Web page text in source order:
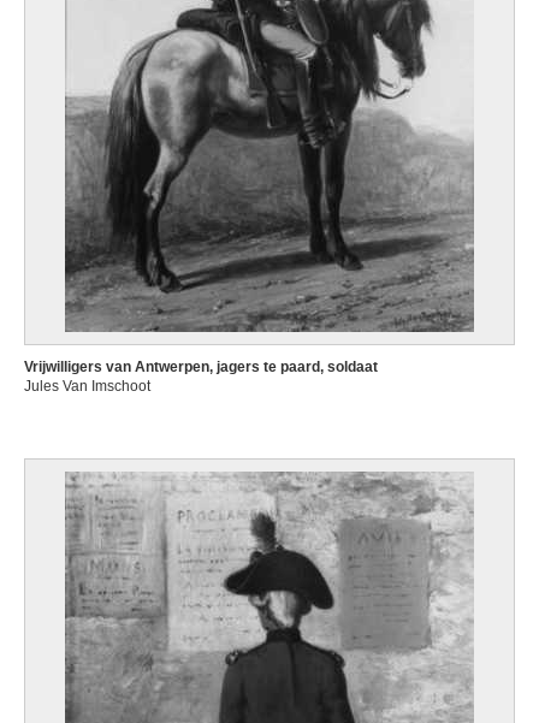
Vrijwilligers van Antwerpen, jagers te paard, soldaat
Jules Van Imschoot